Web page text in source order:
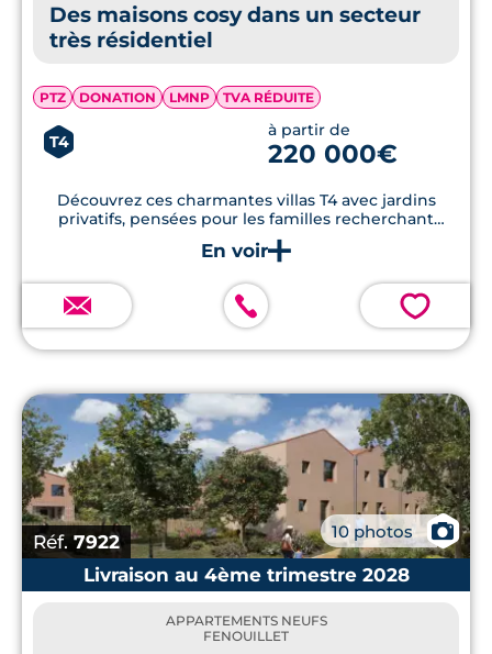
Des maisons cosy dans un secteur
très résidentiel
PTZ DONATION LMNP TVA RÉDUITE
T4
à partir de
220 000€
Découvrez ces charmantes villas T4 avec jardins
privatifs, pensées pour les familles recherchant
confort, fonctionnalité et performance énergétique.
💗
Réf.7922 10 photos
📷
Livraison au 4ème trimestre 2028
APPARTEMENTS NEUFS
FENOUILLET